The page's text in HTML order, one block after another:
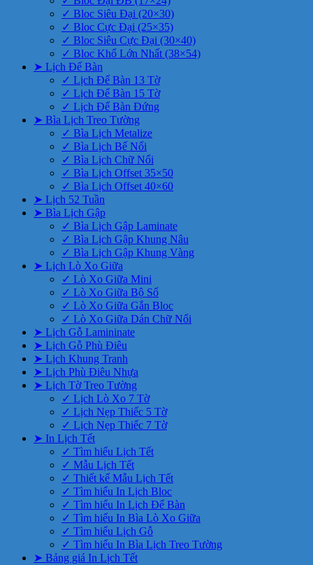
✓ Bloc Siêu Đại (20×30)
✓ Bloc Cực Đại (25×35)
✓ Bloc Siêu Cực Đại (30×40)
✓ Bloc Khổ Lớn Nhất (38×54)
➤ Lịch Để Bàn
✓ Lịch Để Bàn 13 Tờ
✓ Lịch Để Bàn 15 Tờ
✓ Lịch Để Bàn Đứng
➤ Bìa Lịch Treo Tường
✓ Bìa Lịch Metalize
✓ Bìa Lịch Bế Nổi
✓ Bìa Lịch Chữ Nổi
✓ Bìa Lịch Offset 35×50
✓ Bìa Lịch Offset 40×60
➤ Lịch 52 Tuần
➤ Bìa Lịch Gập
✓ Bìa Lịch Gập Laminate
✓ Bìa Lịch Gập Khung Nâu
✓ Bìa Lịch Gập Khung Vàng
➤ Lịch Lò Xo Giữa
✓ Lò Xo Giữa Mini
✓ Lò Xo Giữa Bộ Số
✓ Lò Xo Giữa Gắn Bloc
✓ Lò Xo Giữa Dán Chữ Nổi
➤ Lịch Gỗ Lamininate
➤ Lịch Gỗ Phù Điêu
➤ Lịch Khung Tranh
➤ Lịch Phù Điêu Nhựa
➤ Lịch Tờ Treo Tường
✓ Lịch Lò Xo 7 Tờ
✓ Lịch Nẹp Thiếc 5 Tờ
✓ Lịch Nẹp Thiếc 7 Tờ
➤ In Lịch Tết
✓ Tìm hiểu Lịch Tết
✓ Mẫu Lịch Tết
✓ Thiết kế Mẫu Lịch Tết
✓ Tìm hiểu In Lịch Bloc
✓ Tìm hiểu In Lịch Để Bàn
✓ Tìm hiểu In Bìa Lò Xo Giữa
✓ Tìm hiểu Lịch Gỗ
✓ Tìm hiểu In Bìa Lịch Treo Tường
➤ Bảng giá In Lịch Tết